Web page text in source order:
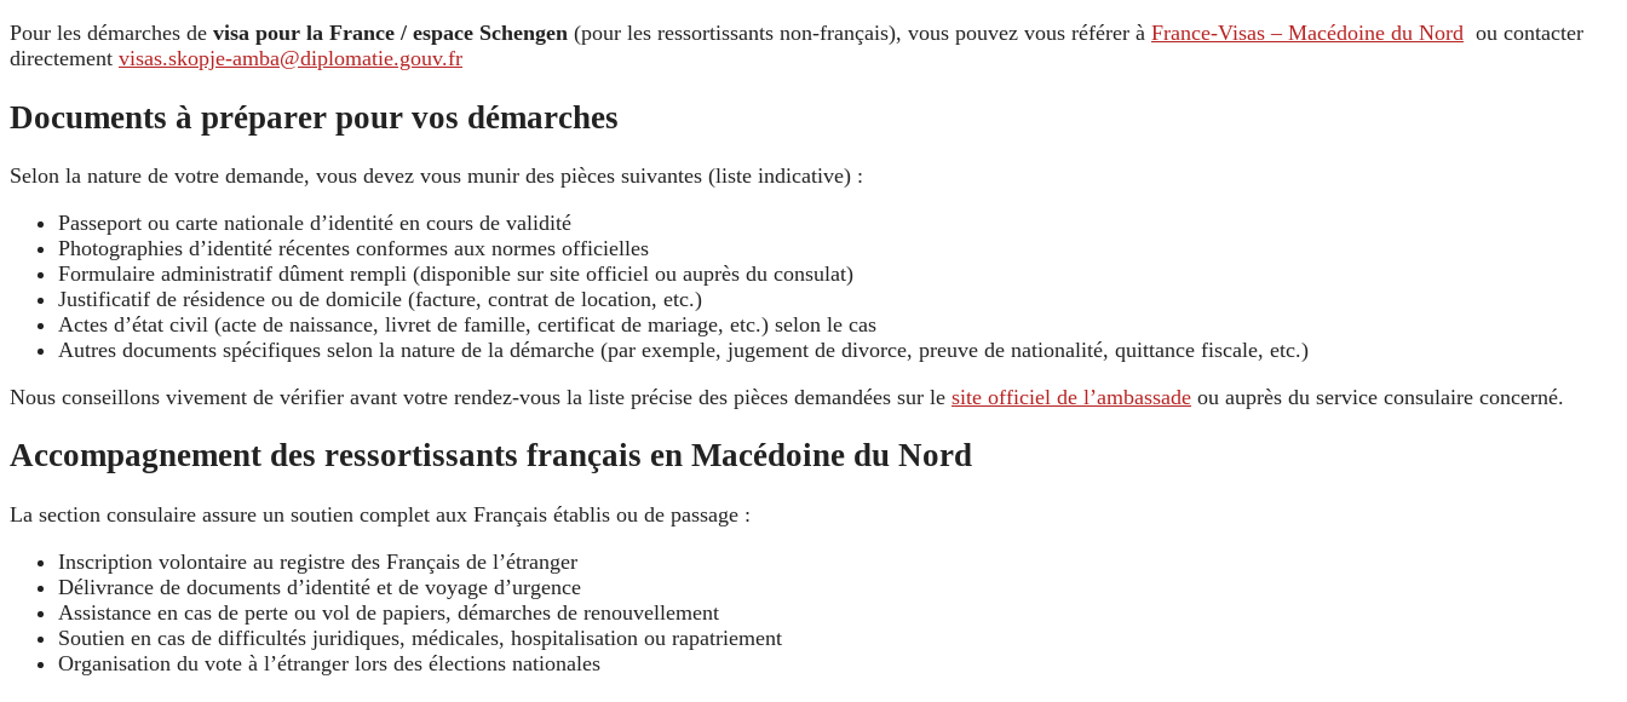
Pour les démarches de visa pour la France / espace Schengen (pour les ressortissants non-français), vous pouvez vous référer à France-Visas – Macédoine du Nord ou contacter
directement visas.skopje-amba@diplomatie.gouv.fr
Documents à préparer pour vos démarches
Selon la nature de votre demande, vous devez vous munir des pièces suivantes (liste indicative) :
Passeport ou carte nationale d’identité en cours de validité
Photographies d’identité récentes conformes aux normes officielles
Formulaire administratif dûment rempli (disponible sur site officiel ou auprès du consulat)
Justificatif de résidence ou de domicile (facture, contrat de location, etc.)
Actes d’état civil (acte de naissance, livret de famille, certificat de mariage, etc.) selon le cas
Autres documents spécifiques selon la nature de la démarche (par exemple, jugement de divorce, preuve de nationalité, quittance fiscale, etc.)
Nous conseillons vivement de vérifier avant votre rendez-vous la liste précise des pièces demandées sur le site officiel de l’ambassade ou auprès du service consulaire concerné.
Accompagnement des ressortissants français en Macédoine du Nord
La section consulaire assure un soutien complet aux Français établis ou de passage :
Inscription volontaire au registre des Français de l’étranger
Délivrance de documents d’identité et de voyage d’urgence
Assistance en cas de perte ou vol de papiers, démarches de renouvellement
Soutien en cas de difficultés juridiques, médicales, hospitalisation ou rapatriement
Organisation du vote à l’étranger lors des élections nationales